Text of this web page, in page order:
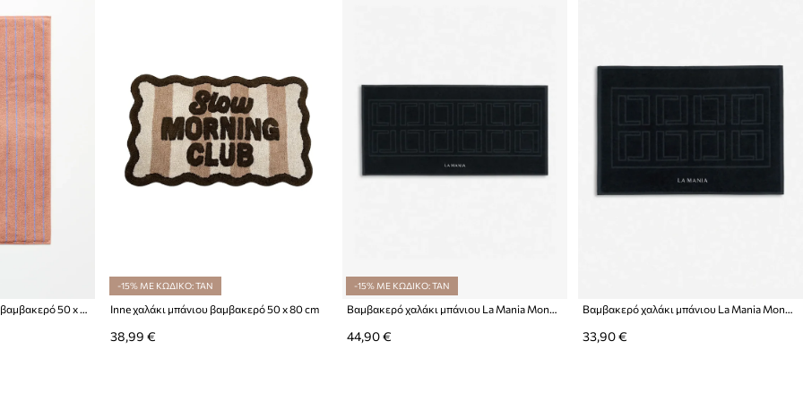
-15% ΜΕ ΚΩΔΙΚΟ: TAN
Inne χαλάκι μπάνιου βαμβακερό 50 x 80 cm
38,99 €
-15% ΜΕ ΚΩΔΙΚΟ: TAN
44,90 € 33,90 €